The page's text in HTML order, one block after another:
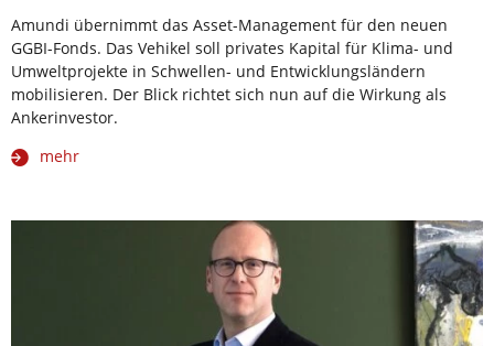
Amundi übernimmt das Asset-Management für den neuen
GGBI-Fonds. Das Vehikel soll privates Kapital für Klima- und
Umweltprojekte in Schwellen- und Entwicklungsländern
mobilisieren. Der Blick richtet sich nun auf die Wirkung als
Ankerinvestor.
mehr